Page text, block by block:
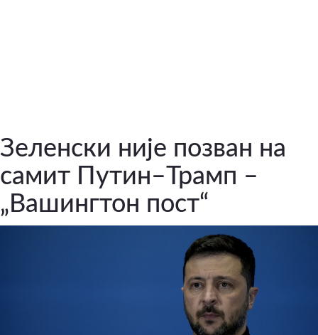
Зеленски није позван на
самит Путин–Трамп –
„Вашингтон пост“